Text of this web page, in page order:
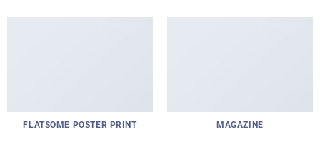
FLATSOME POSTER PRINT MAGAZINE